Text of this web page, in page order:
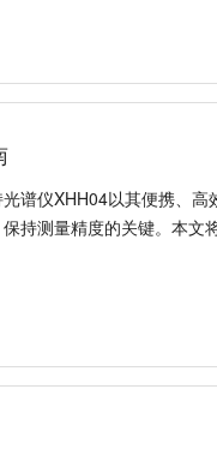
谱仪XHH04以其便携、
测量精度的关键。本文